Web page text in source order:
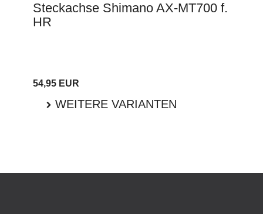
Steckachse Shimano AX-MT700 f.
HR
54,95 EUR
WEITERE VARIANTEN